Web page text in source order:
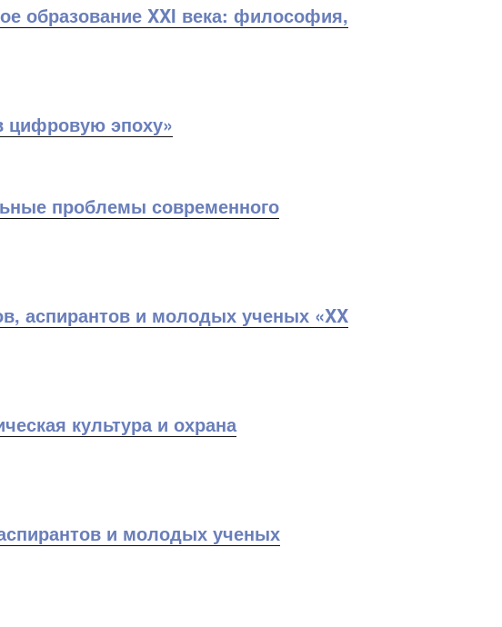
образование XXI века: философия,
цифровую эпоху»
проблемы современного
аспирантов и молодых ученых «XX
культура и охрана
и молодых ученых